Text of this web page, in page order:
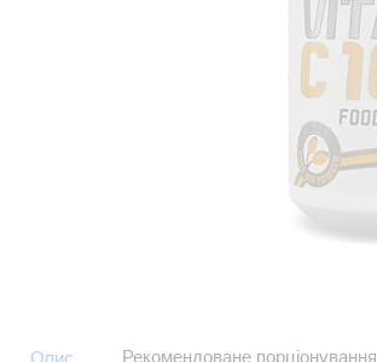
Опис Рекомендоване порціонування